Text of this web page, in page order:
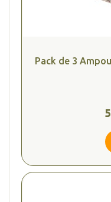
Pack de 3